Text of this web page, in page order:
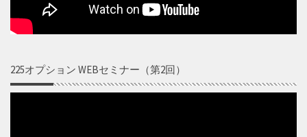
225オプション WEBセミナー（第2回）